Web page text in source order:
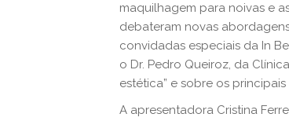
maquilhagem para noivas e
debateram novas
convidadas especiais da In
o Dr. Pedro Queiroz, da
estética” e sobre os
A apresentadora Cristina